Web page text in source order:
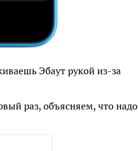
Эбаут рукой из-за
раз, объясняем, что надо